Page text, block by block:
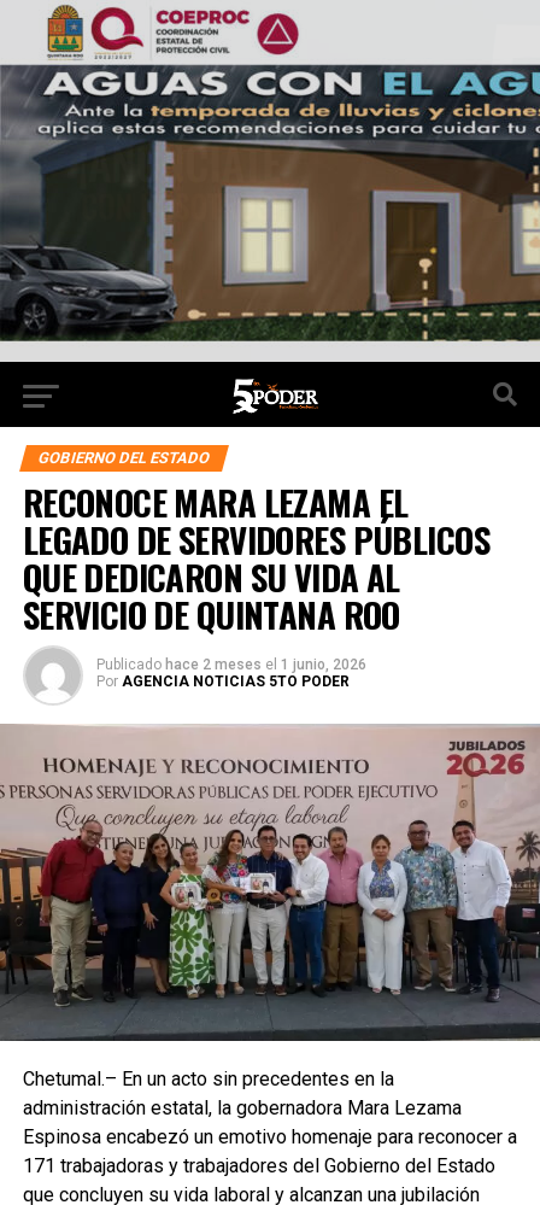
GOBIERNO DEL ESTADO
RECONOCE MARA LEZAMA EL
LEGADO DE SERVIDORES PÚBLICOS
QUE DEDICARON SU VIDA AL
SERVICIO DE QUINTANA ROO
Publicado hace 2 meses el 1 junio, 2026
Por AGENCIA NOTICIAS 5TO PODER
Chetumal.– En un acto sin precedentes en la
administración estatal, la gobernadora Mara Lezama
Espinosa encabezó un emotivo homenaje para reconocer a
171 trabajadoras y trabajadores del Gobierno del Estado
que concluyen su vida laboral y alcanzan una jubilación